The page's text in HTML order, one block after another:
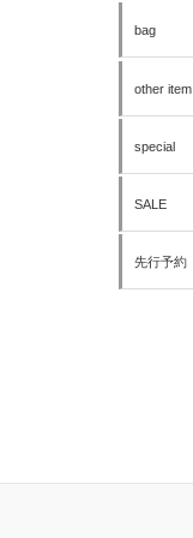
bag
other item
special
SALE
先行予約